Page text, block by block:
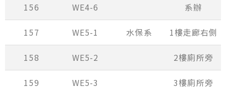
156 WE4-6 系辦
157 WE5-1 水保系 1樓走廊右側
158 WE5-2 2樓廁所旁
159 WE5-3 3樓廁所旁